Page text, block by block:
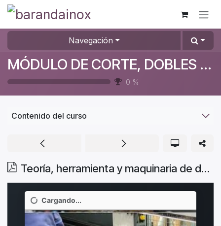
Ir al contenido
Navegación
MÓDULO DE CORTE, DOBLES Y ENSAMBLE
0 %
Contenido del curso
Teoría, herramienta y maquinaria de doblez